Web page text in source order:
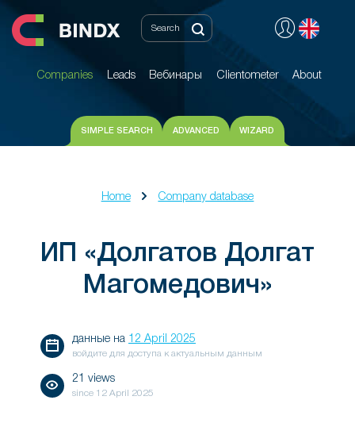
Companies Leads Вебинары Clientometer About
Companies Leads Вебинары Clientometer About
SIMPLE SEARCH ADVANCED WIZARD
Home Company database
ИП «Долгатов Долгат
Магомедович»
данные на 12 April 2025
войдите для доступа к актуальным данным
21 views
since 12 April 2025